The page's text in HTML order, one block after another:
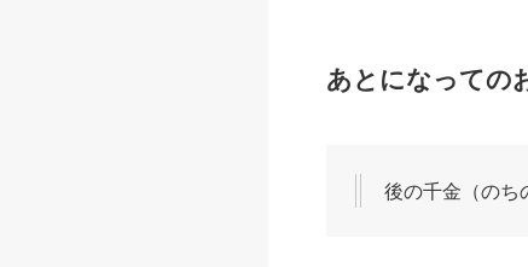
あとになっての
後の千金（のち